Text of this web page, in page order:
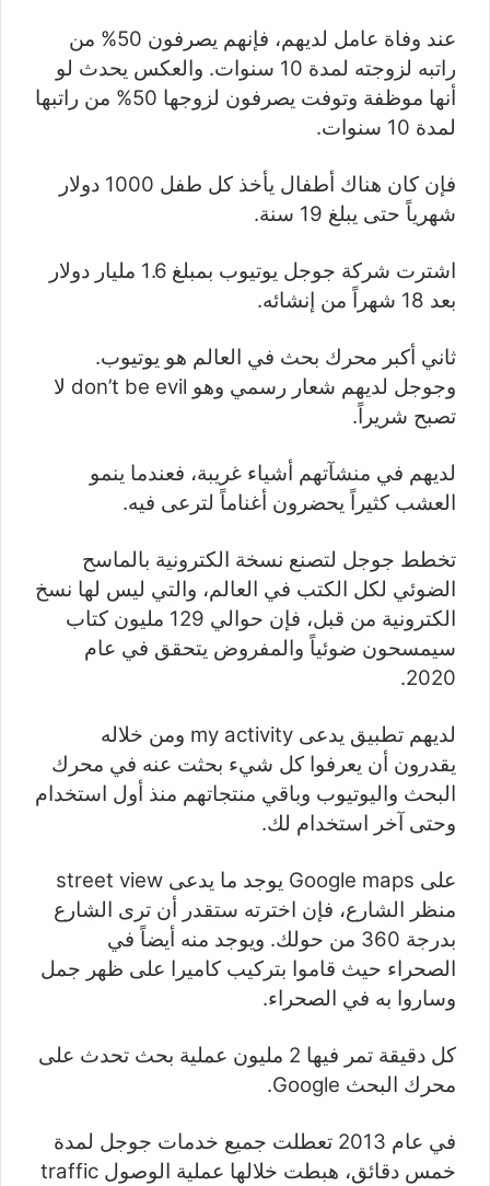
عند وفاة عامل لديهم، فإنهم يصرفون 50% من
راتبه لزوجته لمدة 10 سنوات. والعكس يحدث لو
أنها موظفة وتوفت يصرفون لزوجها 50% من راتبها
لمدة 10 سنوات.
فإن كان هناك أطفال يأخذ كل طفل 1000 دولار
شهرياً حتى يبلغ 19 سنة.
اشترت
شركة جوجل يوتيوب بمبلغ 1.6 مليار دولار
بعد 18 شهراً من إنشائه.
ثاني أكبر محرك بحث في العالم هو يوتيوب.
وجوجل لديهم شعار رسمي وهو don’t be evil لا
تصبح شريراً.
لديهم في منشآتهم أشياء غريبة، فعندما ينمو
العشب كثيراً يحضرون أغناماً لترعى فيه.
تخطط جوجل لتصنع نسخة الكترونية بالماسح
الضوئي لكل الكتب في العالم، والتي ليس لها نسخ
الكترونية من قبل، فإن حوالي 129 مليون كتاب
سيمسحون ضوئياً والمفروض يتحقق في عام
2020.
لديهم تطبيق يدعى my activity ومن خلاله
يقدرون أن يعرفوا كل شيء بحثت عنه في محرك
البحث واليوتيوب وباقي منتجاتهم منذ أول استخدام
وحتى آخر استخدام لك.
على Google maps يوجد ما يدعى street view
منظر الشارع، فإن اخترته ستقدر أن ترى الشارع
بدرجة 360 من حولك. ويوجد منه أيضاً في
الصحراء حيث قاموا بتركيب كاميرا على ظهر جمل
وساروا به في الصحراء.
كل دقيقة تمر فيها 2 مليون عملية بحث تحدث على
محرك البحث Google.
في عام 2013 تعطلت جميع خدمات جوجل لمدة
خمس دقائق، هبطت خلالها عملية الوصول traffic